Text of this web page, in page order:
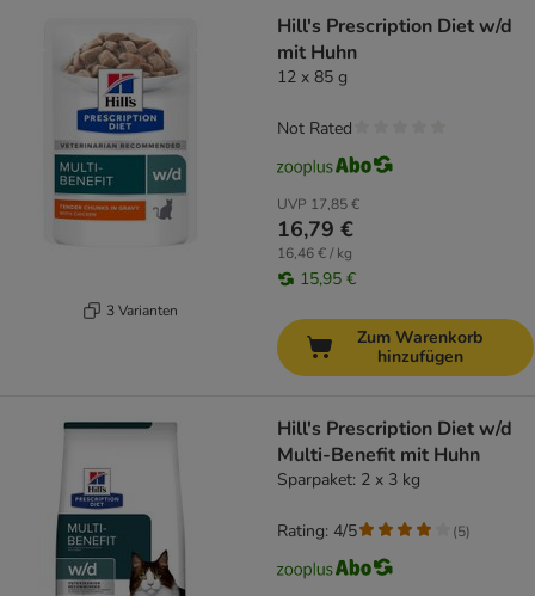
3 Varianten
Hill's Prescription Diet w/d
mit Huhn
12 x 85 g
UVP 17,85 €
16,79 €
16,46 € / kg
15,95 €
Not Rated
Zum Warenkorb
hinzufügen
Hill's Prescription Diet w/d
Multi-Benefit mit Huhn
Sparpaket: 2 x 3 kg
Rating: 4/5 (5)